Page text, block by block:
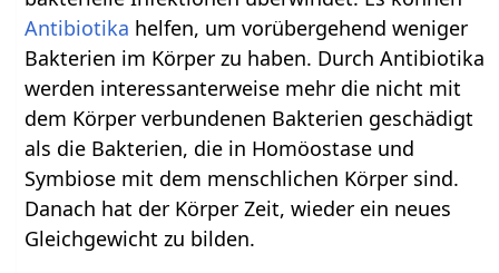
Antibiotika helfen, um vorübergehend weniger
Bakterien im Körper zu haben. Durch Antibiotika
werden interessanterweise mehr die nicht mit
dem Körper verbundenen Bakterien geschädigt
als die Bakterien, die in Homöostase und
Symbiose mit dem menschlichen Körper sind.
Danach hat der Körper Zeit, wieder ein neues
Gleichgewicht zu bilden.